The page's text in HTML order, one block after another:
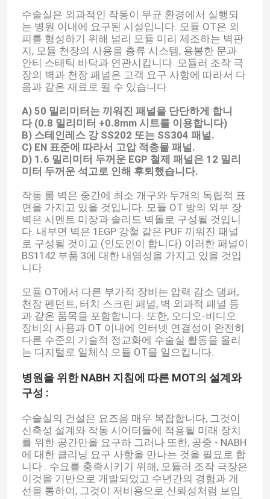
수술실은 외과적인 작동이 무균 환경에서 실행되
는 병원 이내에 요구된 시설입니다. 모듈 OT은 외
피를 형성하기 위해 널리 모듈 미리 제조하는 벽판
지, 모듈 천장의 사용을 층류 시스템, 용봉한 문과
안티 스태틱 바닥과 연관시킵니다. 모듈러 조작 극
장의 벽과 천장 패널은 고객 요구 사항에 따라서 다
음과 같은 재료로 될 수 있습니다.
A) 50 밀리미터는 끼워진 패널을 단단하게 합니
다 (0.8 밀리미터 +0.8mm 시트를 이용합니다)
B) 스테인레스 강 SS202 또는 SS304 패널.
C) EN 표준에 따라서 고압 적층물 패널.
D) 1.6 밀리미터 두꺼운 EGP 철제 패널은 12 밀리
미터 두꺼운 석고로 인해 후퇴했습니다.
작동 룸 벽은 중간에 최소 개구와 두개의 독립적 표
면을 가지고 있을 것입니다. 모듈 OT 방의 외부 장
벽은 시멘트 미장과 솔리드 벽돌로 구성될 것입니
다. 내부면 벽은 1EGP 강철 같은 PUF 끼워진 패널
로 구성될 것이고 (인도인이 합니다) 이러한 패널이
BS1142 부품 3에 대한 내염성을 가지고 있을 것입
니다.
모듈 OT에서 다른 부가적 장비는 압력 감소 댐퍼,
천장 펜던트, 터치 스크린 패널, 벽 외과적 패널 등
과 같은 품목을 포함합니다. 또한, 오디오-비디오
장비의 사용과 OT 이내에 인터넷 연결성이 완전히
다른 수준의 기술적 정교화에 수술실 활동을 올리
는 디지털로 일체식 모듈 OT을 일으킵니다.
병원을 위한 NABH 지침에 따른 MOT의 설계와
구성 :
수술실의 건설은 요즈음 매우 복잡합니다, 그것이
신축성 설계와 작동 시어터들에 적용될 미래 장치
를 위한 공간만을 요구하 그러나 또한, 공중 - NABH
에 대한 클리닝 요구 사항을 만나는 것을 필요로 합
니다 . 수요를 충족시키기 위해, 모듈러 조작 극장은
이것을 기반으로 개발되었고 수년간의 경험과 개
선을 통하여, 그것이 저비용으로 신뢰성처럼 보입